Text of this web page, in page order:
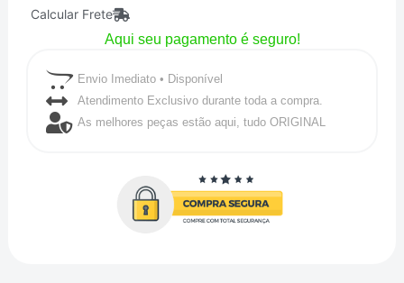
graus
polegadas
(76mm)
Calcular Frete
Aqui seu pagamento é seguro!
Envio Imediato • Disponível
Atendimento Exclusivo durante toda a compra.
As melhores peças estão aqui, tudo ORIGINAL